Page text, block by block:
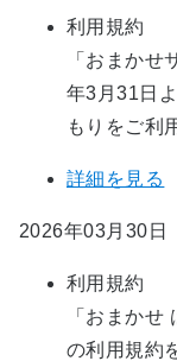
利用規約
「おまか
年3月31日
もりをご利
詳細を見る
2026年03月30日
利用規約
「おまかせ
の利用規約